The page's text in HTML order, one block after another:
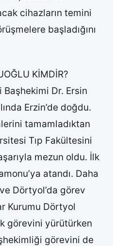
cihazların temini
başladığını
KİMDİR?
Dr. Ersin
Erzin’de doğdu.
tamamladıktan
Tıp Fakültesini
mezun oldu. İlk
atandı. Daha
ve Dörtyol’da görev
Kurumu Dörtyol
görevini yürütürken
görevini de